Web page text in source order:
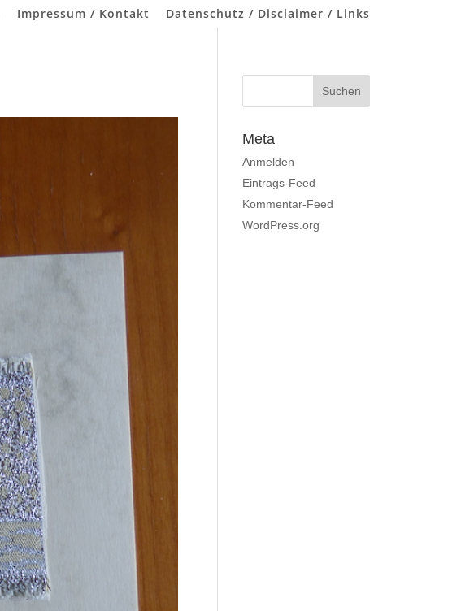
Impressum / Kontakt Datenschutz / Disclaimer / Links
Meta
Anmelden
Eintrags-Feed
Kommentar-Feed
WordPress.org